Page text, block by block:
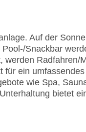
Auf der
Snackbar
Radfahren/
ein
wie Spa,
bietet